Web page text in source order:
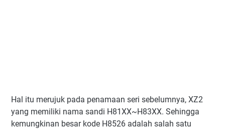
Hal itu merujuk pada penamaan seri sebelumnya, XZ2
yang memiliki nama sandi H81XX~H83XX. Sehingga
kemungkinan besar kode H8526 adalah salah satu